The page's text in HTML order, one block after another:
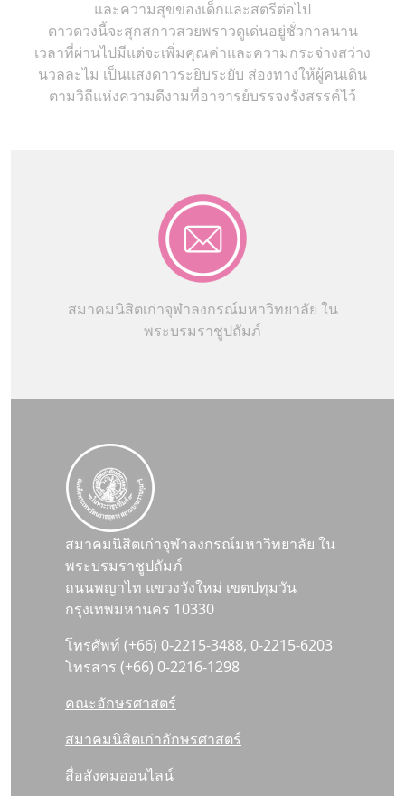
และความสุขของเด็กและสตรีต่อไป
ดาวดวงนี้จะสุกสกาวสวยพราวดูเด่นอยู่ชั่วกาลนาน
เวลาที่ผ่านไปมีแต่จะเพิ่มคุณค่าและความกระจ่างสว่าง
นวลละไม เป็นแสงดาวระยิบระยับ ส่องทางให้ผู้คนเดิน
ตามวิถีแห่งความดีงามที่อาจารย์บรรจงรังสรรค์ไว้
สมาคมนิสิตเก่าจุฬาลงกรณ์มหาวิทยาลัย ใน
พระบรมราชูปถัมภ์
สมาคมนิสิตเก่าจุฬาลงกรณ์มหาวิทยาลัย ใน
พระบรมราชูปถัมภ์
ถนนพญาไท แขวงวังใหม่ เขตปทุมวัน
กรุงเทพมหานคร 10330
โทรศัพท์ (+66) 0-2215-3488, 0-2215-6203
โทรสาร (+66) 0-2216-1298
คณะอักษรศาสตร์
สมาคมนิสิตเก่าอักษรศาสตร์
สื่อสังคมออนไลน์